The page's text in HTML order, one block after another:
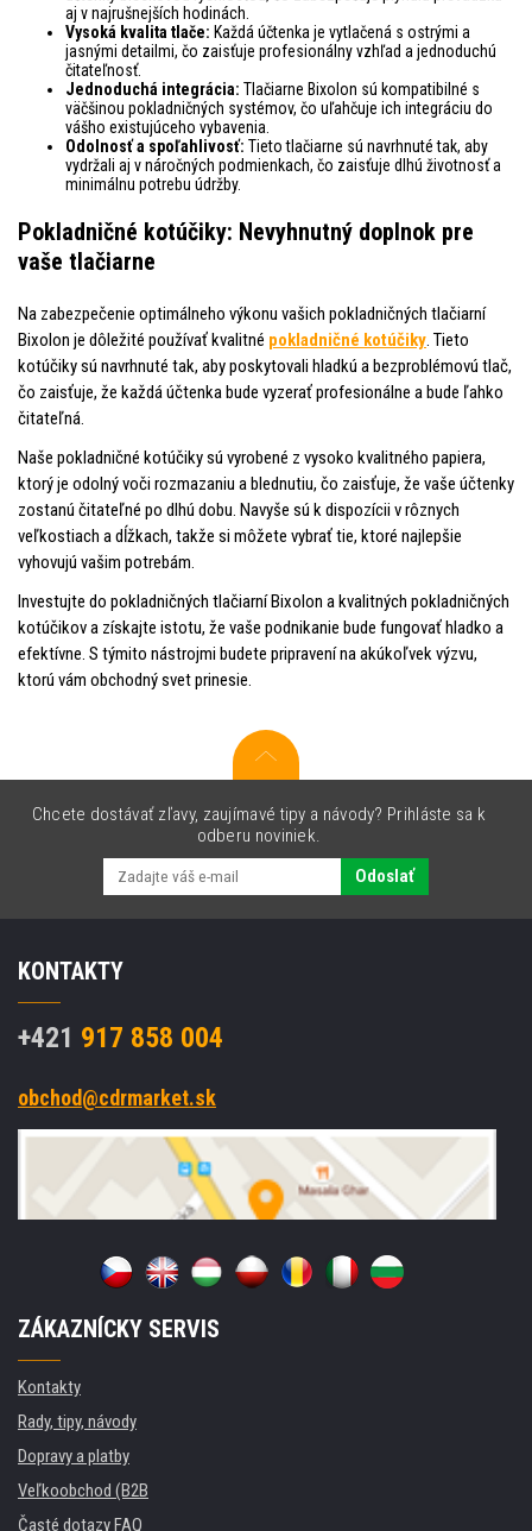
aj v najrušnejších hodinách.
Vysoká kvalita tlače: Každá účtenka je vytlačená s ostrými a
jasnými detailmi, čo zaisťuje profesionálny vzhľad a jednoduchú
čitateľnosť.
Jednoduchá integrácia: Tlačiarne Bixolon sú kompatibilné s
väčšinou pokladničných systémov, čo uľahčuje ich integráciu do
vášho existujúceho vybavenia.
Odolnosť a spoľahlivosť: Tieto tlačiarne sú navrhnuté tak, aby
vydržali aj v náročných podmienkach, čo zaisťuje dlhú životnosť a
minimálnu potrebu údržby.
Pokladničné kotúčiky: Nevyhnutný doplnok pre
vaše tlačiarne
Na zabezpečenie optimálneho výkonu vašich pokladničných tlačiarní
Bixolon je dôležité používať kvalitné pokladničné kotúčiky. Tieto
kotúčiky sú navrhnuté tak, aby poskytovali hladkú a bezproblémovú tlač,
čo zaisťuje, že každá účtenka bude vyzerať profesionálne a bude ľahko
čitateľná.
Naše pokladničné kotúčiky sú vyrobené z vysoko kvalitného papiera,
ktorý je odolný voči rozmazaniu a blednutiu, čo zaisťuje, že vaše účtenky
zostanú čitateľné po dlhú dobu. Navyše sú k dispozícii v rôznych
veľkostiach a dĺžkach, takže si môžete vybrať tie, ktoré najlepšie
vyhovujú vašim potrebám.
Investujte do pokladničných tlačiarní Bixolon a kvalitných pokladničných
kotúčikov a získajte istotu, že vaše podnikanie bude fungovať hladko a
efektívne. S týmito nástrojmi budete pripravení na akúkoľvek výzvu,
ktorú vám obchodný svet prinesie.
Chcete dostávať zľavy, zaujímavé tipy a návody? Prihláste sa k
odberu noviniek.
Odoslať
KONTAKTY
+421 917 858 004
obchod@cdrmarket.sk
ZÁKAZNÍCKY SERVIS
Kontakty
Rady, tipy, návody
Dopravy a platby
Veľkoobchod (B2B
Časté dotazy FAQ